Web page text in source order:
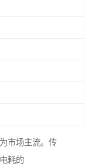
市场主流。传
耗的